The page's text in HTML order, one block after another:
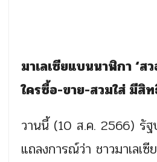
มาเลเซียแบนนาฬิกา ‘ส
ใครซื้อ-ขาย-สวมใส่ มีสิ
วานนี้ (10 ส.ค. 2566) รัฐ
แถลงการณ์ว่า ชาวมาเลเ